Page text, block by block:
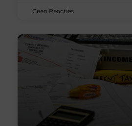
Geen Reacties